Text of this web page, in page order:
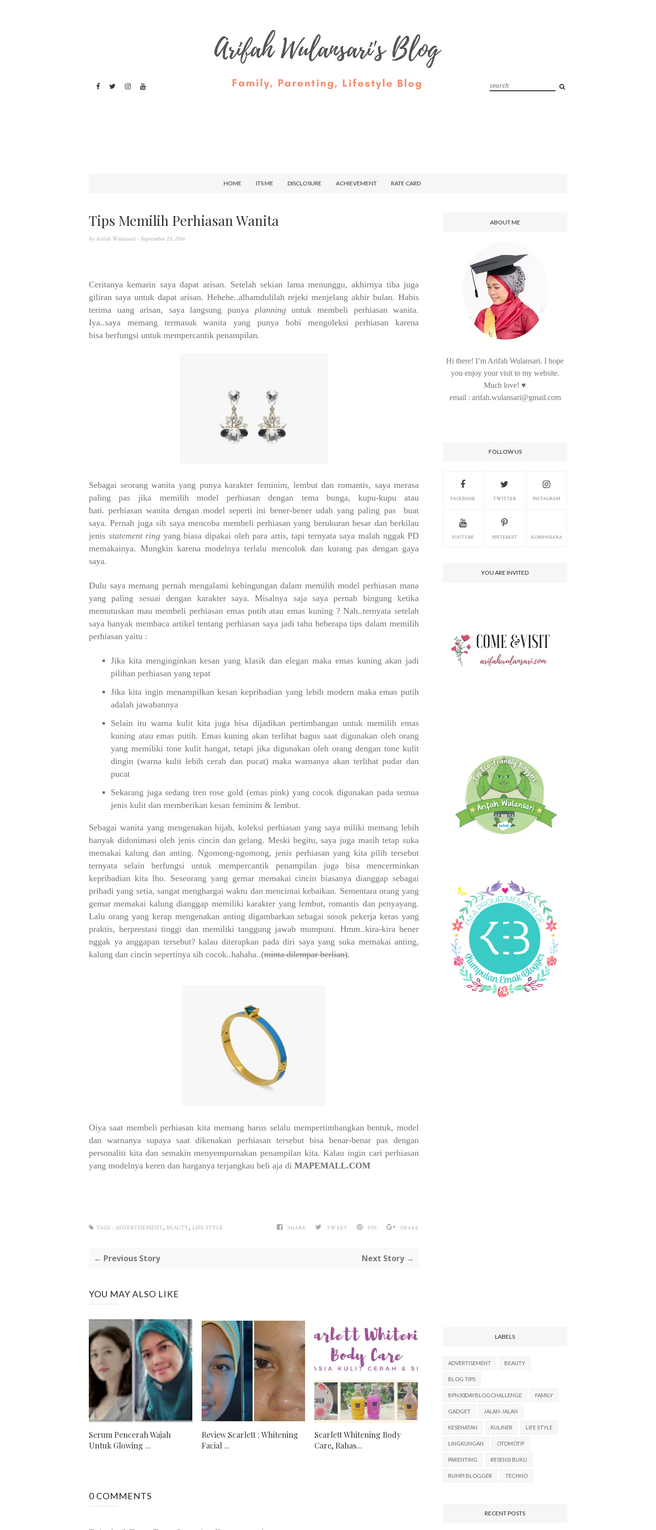
HOME ITS ME DISCLOSURE ACHIEVEMENT RATE CARD
Tips Memilih Perhiasan Wanita
by Arifah Wulansari - September 23, 2016
Ceritanya kemarin saya dapat arisan. Setelah sekian lama menunggu, akhirnya tiba juga
giliran saya untuk dapat arisan. Hehehe..alhamdulilah rejeki menjelang akhir bulan.Habis
terima uang arisan, saya langsung punya planninguntuk membeli perhiasan wanita.
Iya..saya memang termasuk wanita yang punya hobi mengoleksi perhiasan karena
bisa berfungsi untuk mempercantik penampilan.
Sebagai seorang wanita yang punya karakter feminim, lembut dan romantis, saya merasa
paling pas jika memilih model perhiasan dengan tema bunga, kupu-kupu atau
hati.perhiasan wanita dengan model seperti ini bener-bener udah yang paling pas buat
saya.Pernah juga sih saya mencoba membeli perhiasan yang berukuran besar dan berkilau
jenis statement ring yangbiasa dipakai oleh para artis, tapi ternyata saya malah nggak PD
memakainya. Mungkin karena modelnya terlalu mencolok dan kurang pas dengan gaya
saya.
Dulu saya memang pernah mengalami kebingungan dalam memilih model perhiasan mana
yang paling sesuai dengan karakter saya. Misalnya saja saya pernah bingung ketika
memutuskan mau membeli perhiasan emas putih atau emas kuning ? Nah..ternyata setelah
saya banyak membaca artikel tentang perhiasan saya jadi tahu beberapa tips dalam memilih
perhiasan yaitu :
Jika kita menginginkan kesan yang klasik dan elegan maka emas kuning akan jadi
pilihan perhiasan yang tepat
Jika kita ingin menampilkan kesan kepribadian yang lebih modern maka emas putih
adalah jawabannya
Selain itu warna kulit kita juga bisa dijadikan pertimbangan untuk memilih emas
kuning atau emas putih. Emas kuning akan terlihat bagus saat digunakan oleh orang
yang memiliki tone kulit hangat, tetapi jika digunakan oleh orang dengan tone kulit
dingin (warna kulit lebih cerah dan pucat) maka warnanya akan terlihat pudar dan
pucat
Sekarang juga sedang tren rose gold (emas pink) yang cocok digunakan pada semua
jenis kulit dan memberikan kesan feminim & lembut.
Sebagai wanita yang mengenakan hijab, koleksi perhiasan yang saya miliki memang lebih
banyak didonimasi oleh jenis cincin dan gelang. Meski begitu, saya juga masih tetap suka
memakai kalung dan anting. Ngomong-ngomong, jenis perhiasan yang kita pilih tersebut
ternyata selain berfungsi untuk mempercantik penampilan juga bisa mencerminkan
kepribadian kita lho. Seseorang yang gemar memakai cincin biasanya dianggap sebagai
pribadi yang setia, sangat menghargai waktu dan mencintai kebaikan. Sementara orang yang
gemar memakai kalung dianggap memiliki karakter yang lembut, romantis dan penyayang.
Lalu orang yang kerap mengenakan anting digambarkan sebagai sosok pekerja keras yang
praktis, berprestasi tinggi dan memiliki tanggung jawab mumpuni. Hmm..kira-kira bener
nggak ya anggapan tersebut? kalau diterapkan pada diri saya yang suka memakai anting,
kalung dan cincin sepertinya sih cocok..hahaha..(minta dilempar berlian).
Oiya saat membeli perhiasan kita memang harus selalu mempertimbangkan bentuk, model
dan warnanya supaya saat dikenakan perhiasan tersebut bisa benar-benar pas dengan
personaliti kita dan semakin menyempurnakan penampilan kita. Kalau ingin cari perhiasan
yang modelnya keren dan harganya terjangkau beli aja di MAPEMALL.COM
SHARE TWEET PIN SHARE
TAGS : ADVERTISEMENT, BEAUTY, LIFE STYLE
← Previous Story Next Story →
YOU MAY ALSO LIKE
Serum Pencerah Wajah
Untuk Glowing ...
Review Scarlett : Whitening
Facial ...
Scarlett Whitening Body
Care, Rahas...
0 COMMENTS
ABOUT ME
Hi there! I’m Arifah Wulansari. I hope
you enjoy your visit to my website.
Much love! ♥
email : arifah.wulansari@gmail.com
FOLLOW US
FACEBOOK TWITTER INSTAGRAM
YOUTUBE PINTEREST KOMPASIANA
YOU ARE INVITED
LABELS
ADVERTISEMENT BEAUTY
BLOG TIPS
BPN30DAYBLOGCHALLENGE FAMILY
GADGET JALAN-JALAN
KESEHATAN KULINER LIFE STYLE
LINGKUNGAN OTOMOTIF
PARENTING RESENSI BUKU
RUMPI BLOGGER TECHNO
RECENT POSTS